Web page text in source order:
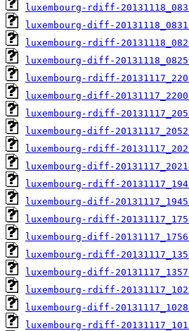
luxembourg-rdiff-
luxembourg-diff-
luxembourg-rdiff-
luxembourg-diff-
luxembourg-rdiff-
luxembourg-diff-
luxembourg-rdiff-
luxembourg-diff-
luxembourg-rdiff-
luxembourg-diff-
luxembourg-rdiff-
luxembourg-diff-
luxembourg-rdiff-
luxembourg-diff-
luxembourg-rdiff-
luxembourg-diff-
luxembourg-rdiff-
luxembourg-diff-
luxembourg-rdiff-